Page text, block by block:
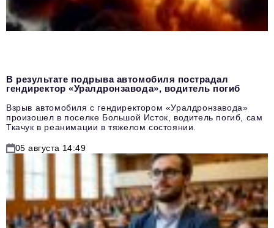
В результате подрыва автомобиля пострадал
гендиректор «Уралдронзавода», водитель погиб
Взрыв автомобиля с гендиректором «Уралдронзавода»
произошел в поселке Большой Исток, водитель погиб, сам
Ткачук в реанимации в тяжелом состоянии.
05 августа 14:49